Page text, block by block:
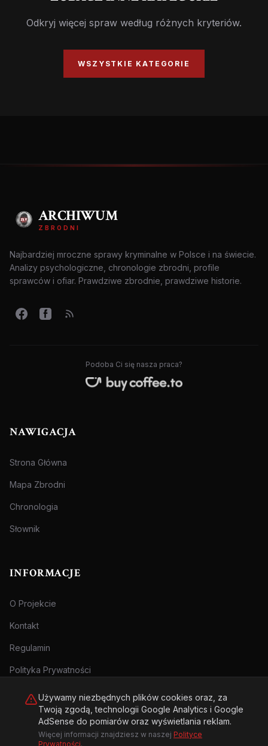
Odkryj więcej spraw według różnych kryteriów.
WSZYSTKIE KATEGORIE
ARCHIWUM
ZBRODNI
Najbardziej mroczne sprawy kryminalne w Polsce i na świecie.
Analizy psychologiczne, chronologie zbrodni, profile
sprawców i ofiar. Prawdziwe zbrodnie, prawdziwe historie.
Podoba Ci się nasza praca?
NAWIGACJA
Strona Główna
Mapa Zbrodni
Chronologia
Słownik
INFORMACJE
O Projekcie
Kontakt
Regulamin
Polityka Prywatności
© 2026 Archiwum Zbrodni - zly.com.pl. Wszelkie prawa zastrzeżone.
Używamy niezbędnych plików cookies oraz, za
Twoją zgodą, technologii Google Analytics i Google
AdSense do pomiarów oraz wyświetlania reklam.
Więcej informacji znajdziesz w naszej Polityce
Prywatności.